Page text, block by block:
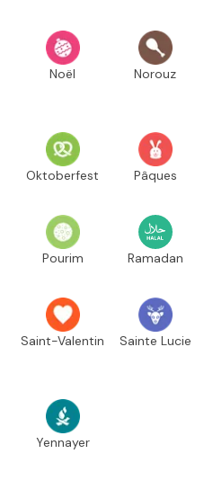
Noël Norouz
Oktoberfest Pâques
Pourim Ramadan
Saint-Valentin Sainte Lucie
Yennayer